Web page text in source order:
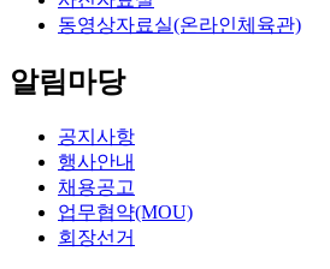
동영상자료실(온라인체육관)
알림마당
공지사항
행사안내
채용공고
업무협약(MOU)
회장선거